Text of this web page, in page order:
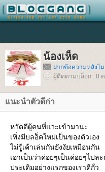
น้องเห็ด
ฝากข้อความหลังไ
ผู้ติดตามบล็อก : 0
นะนำตัวดีก่า
หวัดดีผู้คนที่แวะเข้ามานะ
เพิ่งมีบลอ็คใหม่เป็นของตัวเอง
ไม่รู้เค้าเล่นกันยังงัยเหมือนกัน
เอาเป็นว่าค่อยๆเป็นค่อยๆไปล
ประเดิมอย่างแรกของเราดีกั่ว